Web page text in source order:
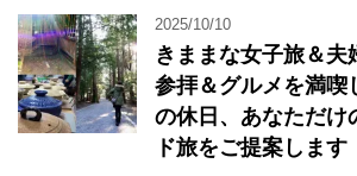
2025/10/10
きままな女子旅＆夫
参拝＆グルメを満喫
の休日、あなただけ
ド旅をご提案します